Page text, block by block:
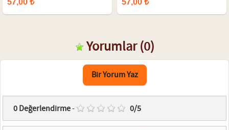
Yorumlar(0)
Bir Yorum Yaz
0Değerlendirme- 0/5